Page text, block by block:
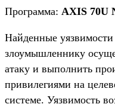
Программа: AXIS 70U
Найденные
злоумышленнику
атаку и выполнить
привилегиями на
системе. Уязвимость